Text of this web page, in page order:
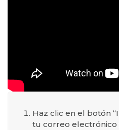
Haz clic en el botón
tu correo electrónico